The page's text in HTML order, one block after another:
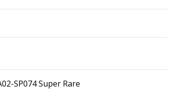
SP074 Super Rare